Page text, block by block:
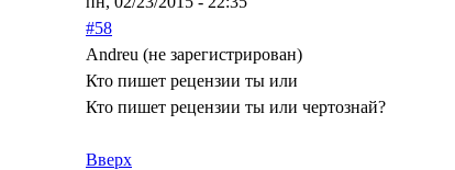
#58
Andreu (не зарегистрирован)
Кто пишет рецензии ты или
Кто пишет рецензии ты или чертознай?
Вверх